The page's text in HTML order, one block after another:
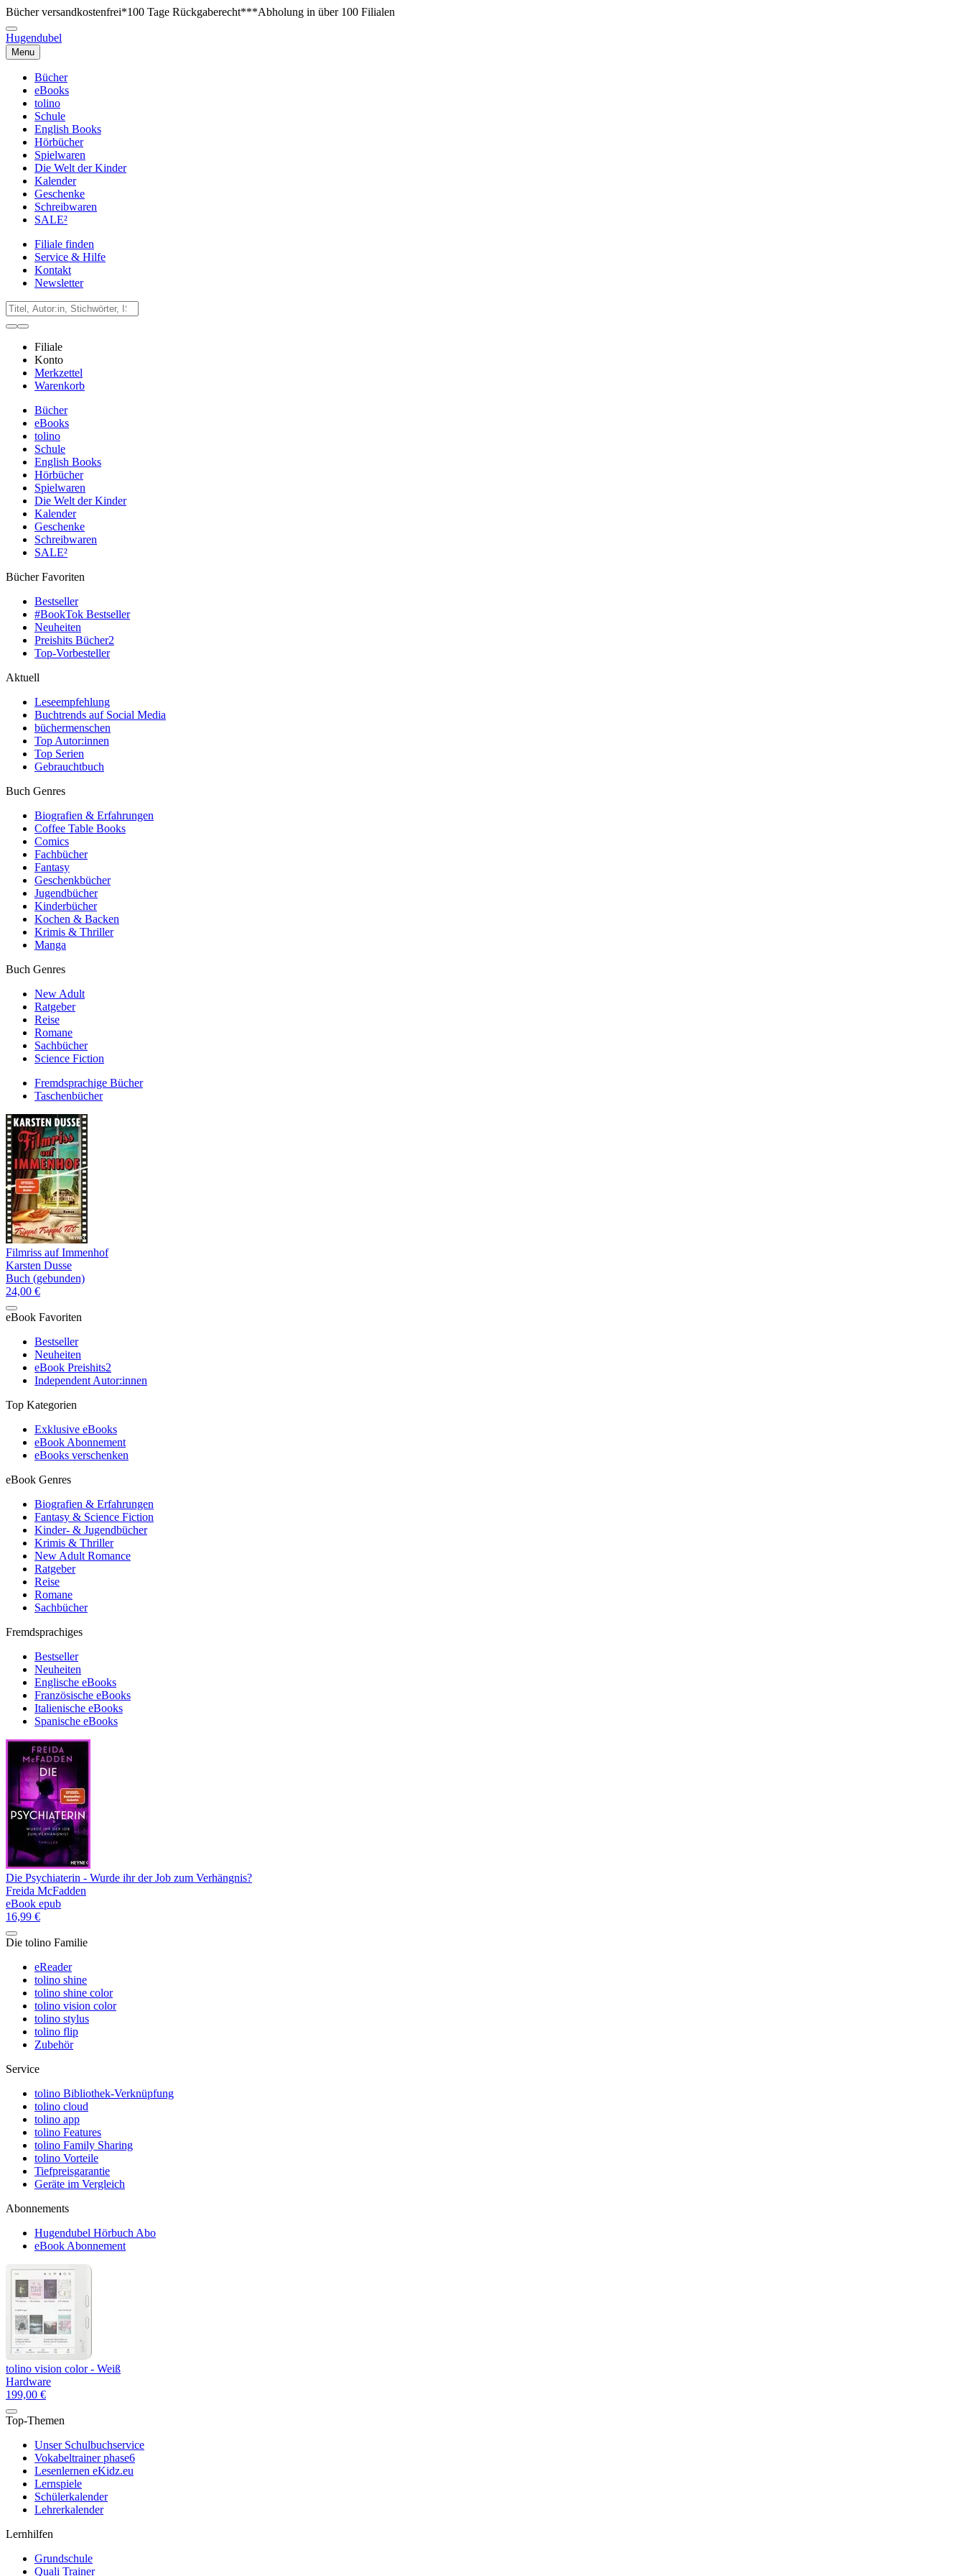
Bücher versandkostenfrei*100 Tage Rückgaberecht***Abholung in über 100 Filialen
Hugendubel
Menu
Bücher
eBooks
tolino
Schule
English Books
Hörbücher
Spielwaren
Die Welt der Kinder
Kalender
Geschenke
Schreibwaren
SALE²
Filiale finden
Service & Hilfe
Kontakt
Newsletter
Filiale
Konto
Merkzettel
Warenkorb
Bücher
eBooks
tolino
Schule
English Books
Hörbücher
Spielwaren
Die Welt der Kinder
Kalender
Geschenke
Schreibwaren
SALE²
Bücher Favoriten
Bestseller
#BookTok Bestseller
Neuheiten
Preishits Bücher2
Top-Vorbesteller
Aktuell
Leseempfehlung
Buchtrends auf Social Media
büchermenschen
Top Autor:innen
Top Serien
Gebrauchtbuch
Buch Genres
Biografien & Erfahrungen
Coffee Table Books
Comics
Fachbücher
Fantasy
Geschenkbücher
Jugendbücher
Kinderbücher
Kochen & Backen
Krimis & Thriller
Manga
Buch Genres
New Adult
Ratgeber
Reise
Romane
Sachbücher
Science Fiction
Fremdsprachige Bücher
Taschenbücher
Filmriss auf Immenhof
Karsten Dusse
Buch (gebunden)
24,00 €
eBook Favoriten
Bestseller
Neuheiten
eBook Preishits2
Independent Autor:innen
Top Kategorien
Exklusive eBooks
eBook Abonnement
eBooks verschenken
eBook Genres
Biografien & Erfahrungen
Fantasy & Science Fiction
Kinder- & Jugendbücher
Krimis & Thriller
New Adult Romance
Ratgeber
Reise
Romane
Sachbücher
Fremdsprachiges
Bestseller
Neuheiten
Englische eBooks
Französische eBooks
Italienische eBooks
Spanische eBooks
Die Psychiaterin - Wurde ihr der Job zum Verhängnis?
Freida McFadden
eBook epub
16,99 €
Die tolino Familie
eReader
tolino shine
tolino shine color
tolino vision color
tolino stylus
tolino flip
Zubehör
Service
tolino Bibliothek-Verknüpfung
tolino cloud
tolino app
tolino Features
tolino Family Sharing
tolino Vorteile
Tiefpreisgarantie
Geräte im Vergleich
Abonnements
Hugendubel Hörbuch Abo
eBook Abonnement
tolino vision color - Weiß
Hardware
199,00 €
Top-Themen
Unser Schulbuchservice
Vokabeltrainer phase6
Lesenlernen eKidz.eu
Lernspiele
Schülerkalender
Lehrerkalender
Lernhilfen
Grundschule
Quali Trainer